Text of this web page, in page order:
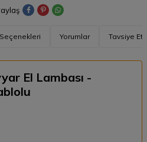
Yorumlar Tavsiye Et
El Lambası -